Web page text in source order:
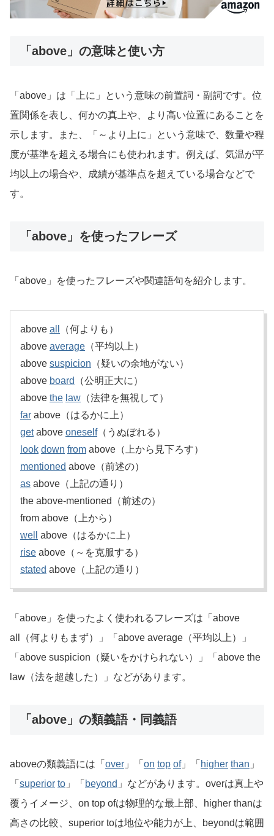
「above」の意味と使い方
「above」は「上に」という意味の前置詞・副詞です。位
置関係を表し、何かの真上や、より高い位置にあることを
示します。また、「～より上に」という意味で、数量や程
度が基準を超える場合にも使われます。例えば、気温が平
均以上の場合や、成績が基準点を超えている場合などで
す。
「above」を使ったフレーズ
「above」を使ったフレーズや関連語句を紹介します。
above all
（何よりも）
above average （平均以上）
above suspicion （疑いの余地がない）
above board
（公明正大に）
above the law （法律を無視して）
far above（はるかに上）
getabove oneself（うぬぼれる）
look down from above（上から見下ろす）
mentioned above（前述の）
as above（上記の通り）
the above-mentioned（前述の）
from above（上から）
well
above（はるかに上）
rise above（～を克服する）
stated above（上記の通り）
「above」を使ったよく使われるフレーズは「above
all（何よりもまず）」「above average（平均以上）」
「above suspicion（疑いをかけられない）」「above the
law（法を超越した）」などがあります。
「above」の類義語・同義語
aboveの類義語には「 over 」「 on top of」「 higher than 」
「 superior to 」「 beyond 」などがあります。overは真上や
覆うイメージ、on top ofは物理的な最上部、higher thanは
高さの比較、superior toは地位や能力が上、beyondは範囲